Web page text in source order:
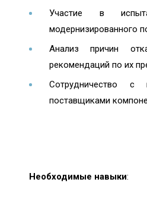
Участие в
модернизированного
Анализ причин
рекомендаций по их
Сотрудничество с
поставщиками
Необходимые навыки: